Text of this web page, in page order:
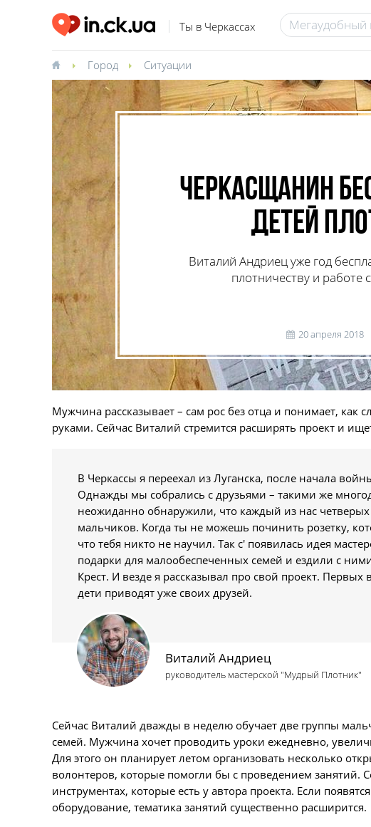
Ты в Черкассах
Город Ситуации
Черкасщанин
детей
Виталий Андриец уже год
плотничеству и работе
20 апреля 2018
Мужчина рассказывает – сам рос без отца и понимает,
руками. Сейчас Виталий стремится расширять проект и
В Черкассы я переехал из Луганска, после начала
Однажды мы собрались с друзьями – такими же
неожиданно обнаружили, что каждый из нас
мальчиков. Когда ты не можешь починить розетку,
что тебя никто не научил. Так с' появилась идея
подарки для малообеспеченных семей и ездили с
Крест. И везде я рассказывал про свой проект.
дети приводят уже своих друзей.
Виталий Андриец
руководитель мастерской "Мудрый Плотник"
Сейчас Виталий дважды в неделю обучает две группы
семей. Мужчина хочет проводить уроки ежедневно,
Для этого он планирует летом организовать несколько
волонтеров, которые помогли бы с проведением занятий.
инструментах, которые есть у автора проекта. Если
оборудование, тематика занятий существенно расширится.